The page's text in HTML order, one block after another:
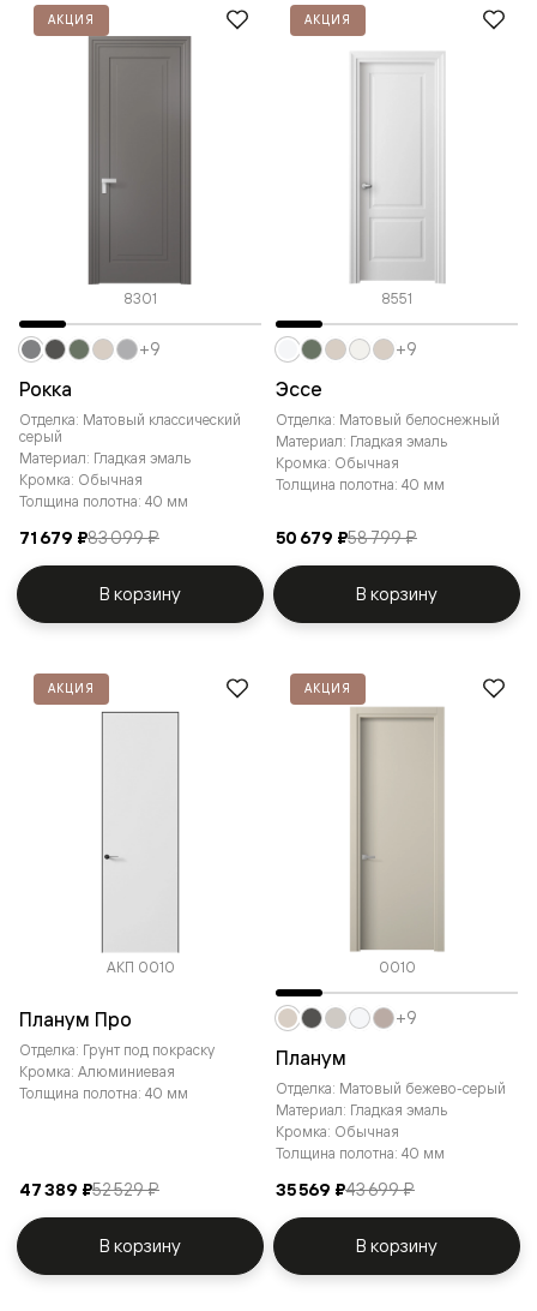
АКЦИЯ
8301
Рокка
Отделка: Матовый классический
серый
Материал: Гладкая эмаль
Кромка: Обычная
Толщина полотна: 40 мм
71 679 ₽83 099 ₽
+9
В корзину
АКЦИЯ
8551
Эссе
Отделка: Матовый белоснежный
Материал: Гладкая эмаль
Кромка: Обычная
Толщина полотна: 40 мм
50 679 ₽58 799 ₽
+9
В корзину
АКЦИЯ
АКП 0010
Планум Про
Отделка: Грунт под покраску
Кромка: Алюминиевая
Толщина полотна: 40 мм
47 389 ₽52 529 ₽
В корзину
АКЦИЯ
0010
Планум
Отделка: Матовый бежево-серый
Материал: Гладкая эмаль
Кромка: Обычная
Толщина полотна: 40 мм
35 569 ₽43 699 ₽
+9
В корзину